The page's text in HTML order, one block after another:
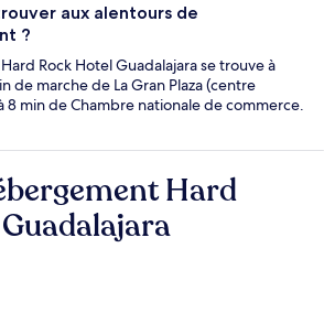
aux alentours de
?
Rock Hotel Guadalajara se trouve à
de marche de La Gran Plaza (centre
8 min de Chambre nationale de commerce.
Hard